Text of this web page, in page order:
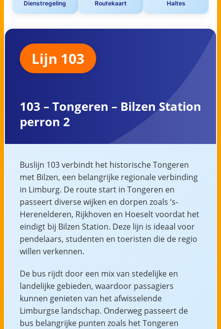
Dienstregeling Routekaart Haltes
Lijn 103
103 – Tongeren – Bilzen Station
perron 2
Buslijn 103 verbindt het historische Tongeren
met Bilzen, een belangrijke regionale verbinding
in Limburg. De route start in Tongeren en
passeert diverse wijken en dorpen zoals ‘s-
Herenelderen, Rijkhoven en Hoeselt voordat het
eindigt bij Bilzen Station. Deze lijn is ideaal voor
pendelaars, studenten en toeristen die de regio
willen verkennen.
De bus rijdt door een mix van stedelijke en
landelijke gebieden, waardoor passagiers
kunnen genieten van het afwisselende
Limburgse landschap. Onderweg passeert de
bus belangrijke punten zoals het Tongeren